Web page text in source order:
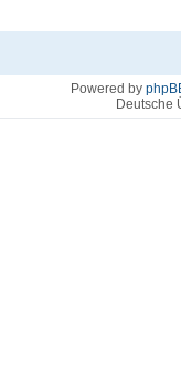
Powered by
Deutsche